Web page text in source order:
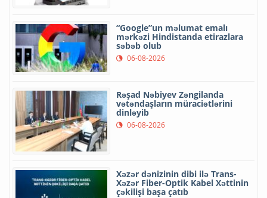
“Google”un məlumat emalı
mərkəzi Hindistanda etirazlara
səbəb olub
06-08-2026
Rəşad Nəbiyev Zəngilanda
vətəndaşların müraciətlərini
dinləyib
06-08-2026
Xəzər dənizinin dibi ilə Trans-
Xəzər Fiber-Optik Kabel Xəttinin
çəkilişi başa çatıb